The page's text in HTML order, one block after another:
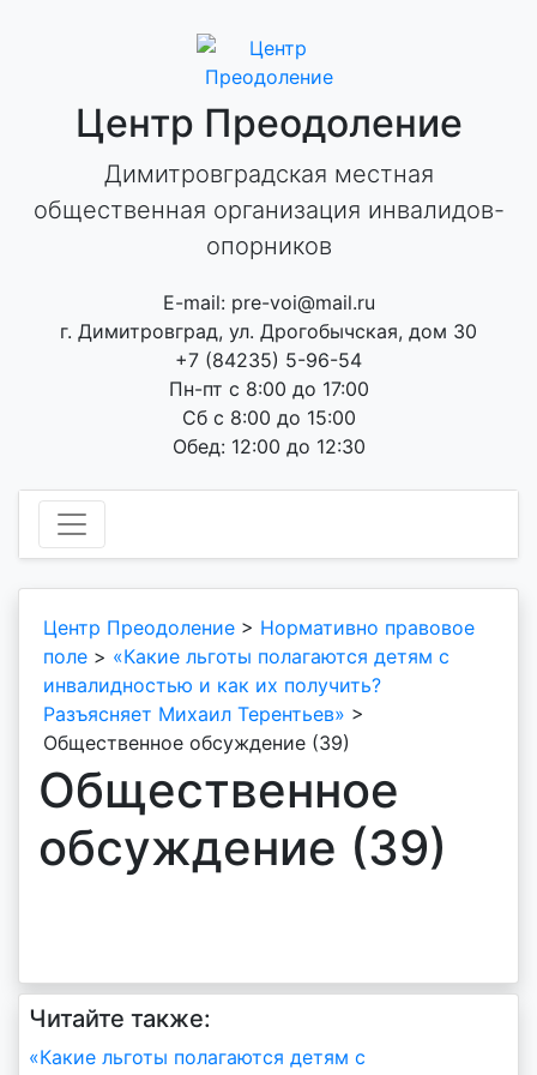
Центр Преодоление
Димитровградская местная
общественная организация инвалидов-
опорников
E-mail: pre-voi@mail.ru
г. Димитровград, ул. Дрогобычская, дом 30
+7 (84235) 5-96-54
Пн-пт с 8:00 до 17:00
Сб с 8:00 до 15:00
Обед: 12:00 до 12:30
Центр Преодоление > Нормативно правовое
поле > «Какие льготы полагаются детям с
инвалидностью и как их получить?
Разъясняет Михаил Терентьев» >
Общественное обсуждение (39)
Общественное
обсуждение (39)
Читайте также:
Навигация
«Какие льготы полагаются детям с